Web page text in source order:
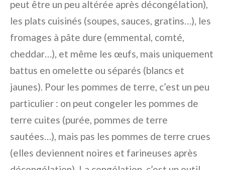
peut être un peu altérée après décongélation),
les plats cuisinés (soupes, sauces, gratins…), les
fromages à pâte dure (emmental, comté,
cheddar…), et même les œufs, mais uniquement
battus en omelette ou séparés (blancs et
jaunes). Pour les pommes de terre, c’est un peu
particulier : on peut congeler les pommes de
terre cuites (purée, pommes de terre
sautées…), mais pas les pommes de terre crues
(elles deviennent noires et farineuses après